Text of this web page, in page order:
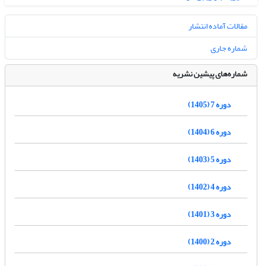
مقالات آماده انتشار
شماره جاری
شماره‌های پیشین نشریه
دوره 7 (1405)
دوره 6 (1404)
دوره 5 (1403)
دوره 4 (1402)
دوره 3 (1401)
دوره 2 (1400)